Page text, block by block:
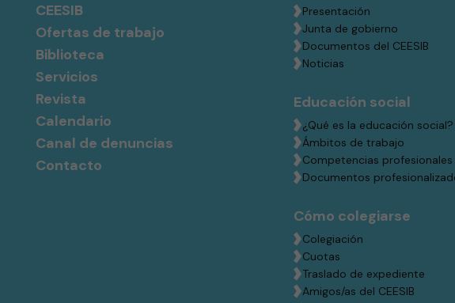
CEESIB
Ofertas de trabajo
Biblioteca
Servicios
Revista
Calendario
Canal de denuncias
Contacto
Presentación
Junta de gobierno
Documentos del CEESIB
Noticias
Educación social
¿Qué es la educación social?
Ámbitos de trabajo
Competencias profesionales
Documentos
Cómo colegiarse
Colegiación
Cuotas
Traslado de expediente
Amigos/as del CEESIB